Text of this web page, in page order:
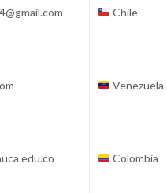
Chile
Venezuela
Colombia